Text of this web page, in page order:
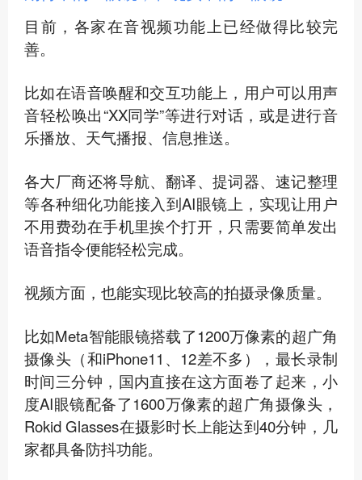
目前，各家在音视频功能上已经做得比较完
善。
比如在语音唤醒和交互功能上，用户可以用声
音轻松唤出“XX同学”等进行对话，或是进行音
乐播放、天气播报、信息推送。
各大厂商还将导航、翻译、提词器、速记整理
等各种细化功能接入到AI眼镜上，实现让用户
不用费劲在手机里挨个打开，只需要简单发出
语音指令便能轻松完成。
视频方面，也能实现比较高的拍摄录像质量。
比如Meta智能眼镜搭载了1200万像素的超广角
摄像头（和iPhone11、12差不多），最长录制
时间三分钟，国内直接在这方面卷了起来，小
度AI眼镜配备了1600万像素的超广角摄像头，
Rokid Glasses在摄影时长上能达到40分钟，几
家都具备防抖功能。